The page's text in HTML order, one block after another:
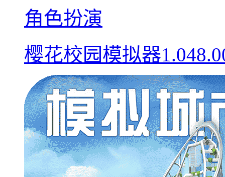
角色扮演
樱花校园模拟器